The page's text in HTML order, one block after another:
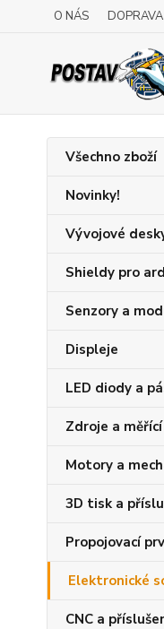
O NÁS
Všechno zboží
Novinky!
Vývojové
Shieldy pro
Senzory a
Displeje
LED diody a
Zdroje a
Motory a
3D tisk a
Propojovací
Elektronické
CNC a